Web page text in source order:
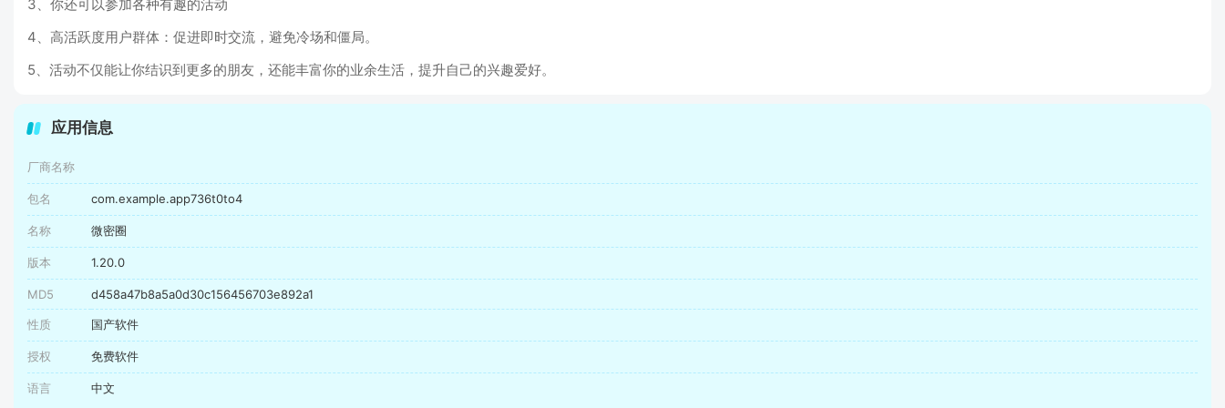
3、你还可以参加各种有趣的活动
4、高活跃度用户群体：促进即时交流，避免冷场和僵局。
5、活动不仅能让你结识到更多的朋友，还能丰富你的业余生活，提升自己的兴趣爱好。
应用信息
厂商名称
包名 com.example.app736t0to4
名称 微密圈
版本 1.20.0
MD5 d458a47b8a5a0d30c156456703e892a1
性质 国产软件
授权 免费软件
语言 中文